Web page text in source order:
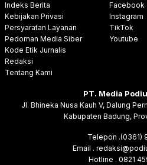
Indeks Berita
Kebijakan Privasi
Persyaratan Layanan
Pedoman Media Siber
Kode Etik Jurnalis
Redaksi
Tentang Kami
Facebook
Instagram
TikTok
Youtube
PT. Media
Jl. Bhineka Nusa Kauh V, Dalung
Kabupaten Badung,
Telepon .(0361)
Email .
Hotline . 0821